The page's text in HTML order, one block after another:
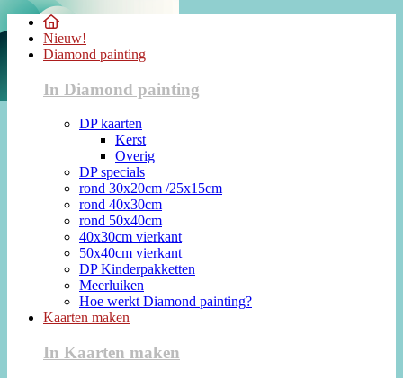
Nieuw!
Diamond painting
In Diamond painting
DP kaarten
Kerst
Overig
DP specials
rond 30x20cm /25x15cm
rond 40x30cm
rond 50x40cm
40x30cm vierkant
50x40cm vierkant
DP Kinderpakketten
Meerluiken
Hoe werkt Diamond painting?
Kaarten maken
In Kaarten maken